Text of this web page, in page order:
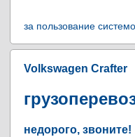
за пользование
Volkswagen Crafter
недорого, звоните!